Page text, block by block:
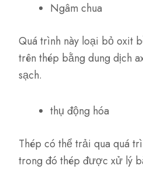
Ngâm chua
Quá trình này loại bỏ oxit
trên thép bằng dung dịch
sạch.
thụ động hóa
Thép có thể trải qua quá
trong đó thép được xử lý